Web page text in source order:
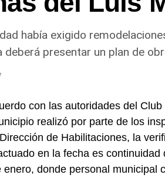
había exigido
deberá presentar un plan de
con las autoridades del
realizó por parte de los
de Habilitaciones, la
en la fecha es
enero, donde personal municipal